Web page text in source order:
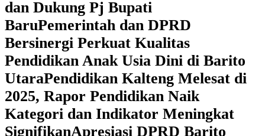
dan Dukung Pj Bupati
BaruPemerintah dan DPRD
Bersinergi Perkuat Kualitas
Pendidikan Anak Usia Dini di Barito
Utara‎Pendidikan Kalteng Melesat di
2025, Rapor Pendidikan Naik
Kategori dan Indikator Meningkat
SignifikanApresiasi DPRD Barito